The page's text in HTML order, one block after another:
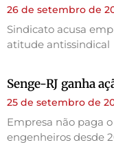
26 de setembro de
Sindicato acusa
atitude antissindical
Senge-RJ ganha
25 de setembro de
Empresa não paga
engenheiros desde